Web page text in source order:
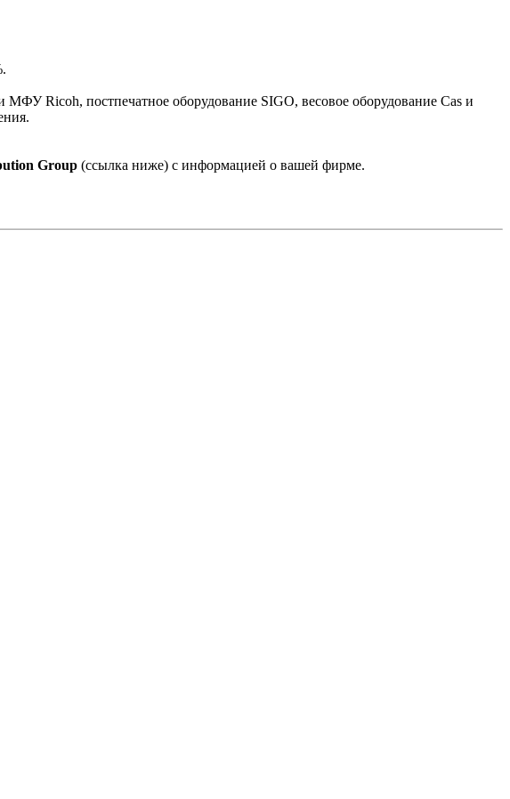
Ricoh, постпечатное оборудование SIGO, весовое оборудование Cas и
Group (ссылка ниже) с информацией о вашей фирме.